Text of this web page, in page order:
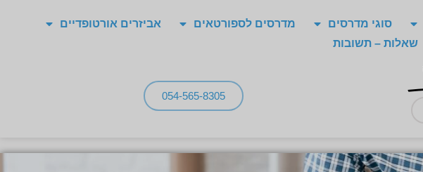
סוגי מדרסים מדרסים לספורטאים
אביזרים אורטופדיים
שאלות – תשובות
054-565-8305